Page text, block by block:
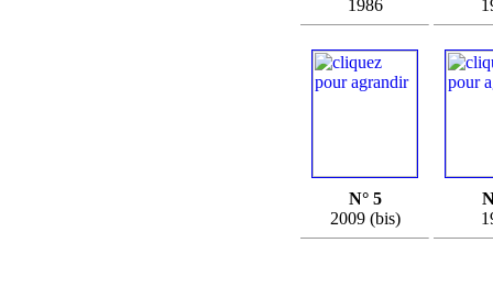
1986
N° 5
2009 (bis)